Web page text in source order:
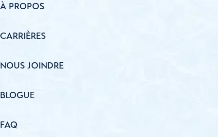
À PROPOS
CARRIÈRES
NOUS JOINDRE
BLOGUE
FAQ